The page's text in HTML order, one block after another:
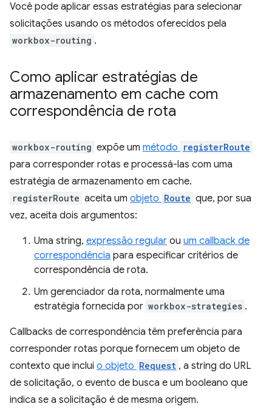
Você pode aplicar essas estratégias para selecionar
solicitações usando os métodos oferecidos pela
workbox-routing .
Como aplicar estratégias de
armazenamento em cache com
correspondência de rota
workbox-routing expõe um método registerRoute
para corresponder rotas e processá-las com uma
estratégia de armazenamento em cache.
registerRoute aceita um objeto Route que, por sua
vez, aceita dois argumentos:
Uma string, expressão regular ou um callback de
correspondência para especificar critérios de
correspondência de rota.
Um gerenciador da rota, normalmente uma
estratégia fornecida por workbox-strategies .
Callbacks de correspondência têm preferência para
corresponder rotas porque fornecem um objeto de
contexto que inclui o objeto Request , a string do URL
de solicitação, o evento de busca e um booleano que
indica se a solicitação é de mesma origem.